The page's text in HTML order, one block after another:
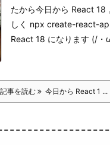
たから今日から React 18
しく npx create-react-
React 18 になります (/・
記事を読む 今日から React 1 ...